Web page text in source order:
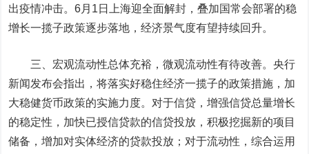
出疫情冲击。6月1日上海迎全面解封，叠加国常会部署的稳
增长一揽子政策逐步落地，经济景气度有望持续回升。
三、宏观流动性总体充裕，微观流动性有待改善。央行
新闻发布会指出，将落实好稳住经济一揽子的政策措施，加
大稳健货币政策的实施力度。对于信贷，增强信贷总量增长
的稳定性，加快已授信贷款的信贷投放，积极挖掘新的项目
储备，增加对实体经济的贷款投放；对于流动性，综合运用